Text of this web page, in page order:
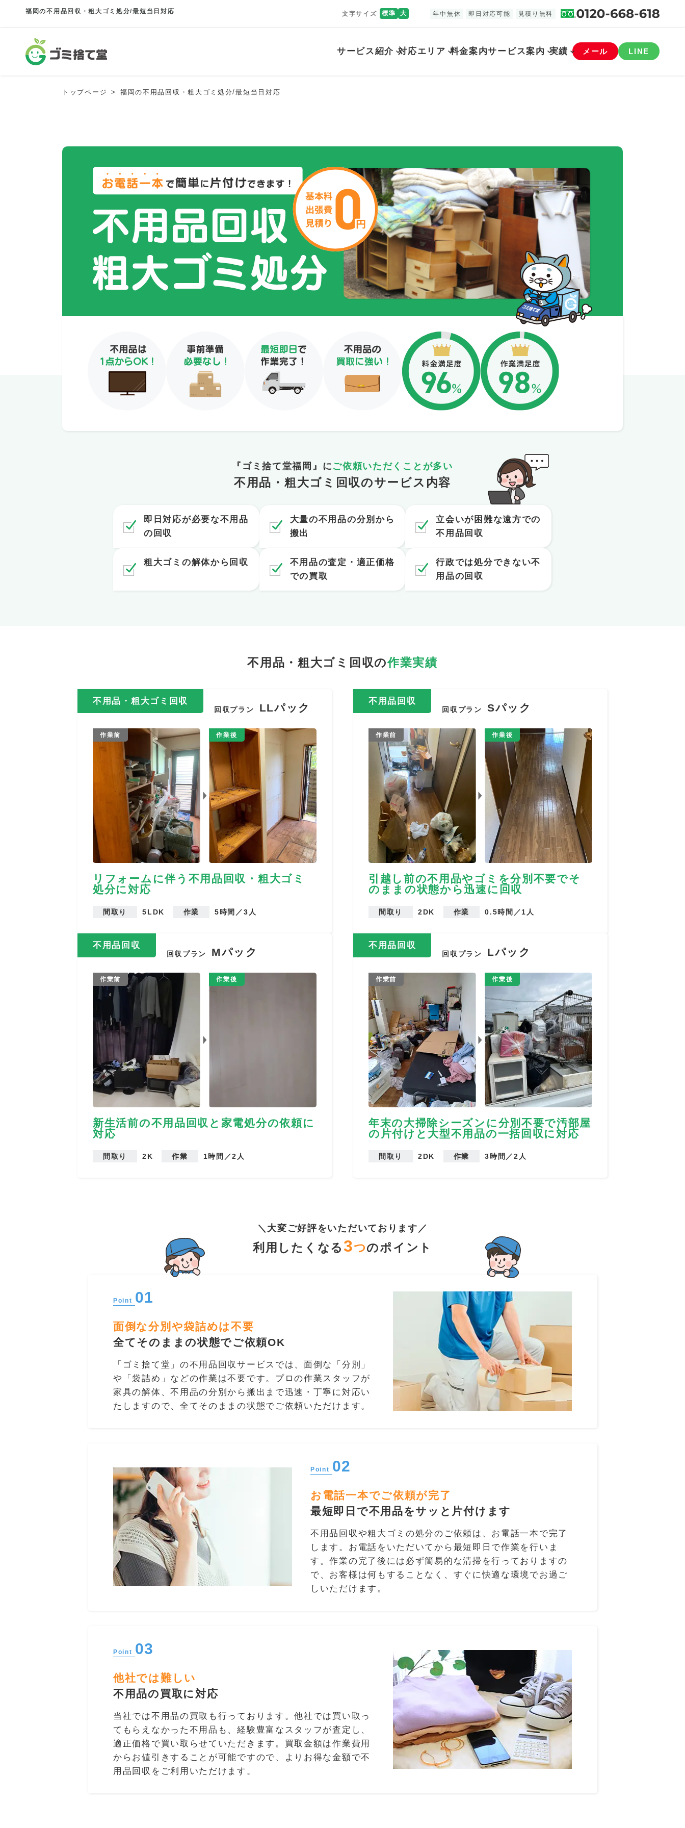
福岡の不用品回収・粗大ゴミ処分/最短当日対応 文字サイズ 標準 大 年中無休 即日対応可能 見積り無料
サービス紹介 対応エリア 料金案内サービス案内 実績 メール LINE
トップページ 福岡の不用品回収・粗大ゴミ処分/最短当日対応
『ゴミ捨て堂福岡』に ご依頼いただくことが多い
不用品・粗大ゴミ回収のサービス内容
即日対応が必要な不用品
の回収
大量の不用品の分別から
搬出
立会いが困難な遠方での
不用品回収
粗大ゴミの解体から回収
不用品の査定・適正価格
での買取
行政では処分できない不
用品の回収
不用品・粗大ゴミ回収の作業実績
不用品・粗大ゴミ回収
回収プラン LLパック
作業前 作業後
リフォームに伴う不用品回収・粗大ゴミ
処分に対応
間取り 5LDK 作業 5時間／3人
不用品回収
回収プラン Sパック
作業前 作業後
引越し前の不用品やゴミを分別不要でそ
のままの状態から迅速に回収
間取り 2DK 作業 0.5時間／1人
不用品回収
回収プラン Mパック
作業前 作業後
新生活前の不用品回収と家電処分の依頼に
対応
間取り 2K 作業 1時間／2人
不用品回収
回収プラン Lパック
作業前 作業後
年末の大掃除シーズンに分別不要で汚部屋
の片付けと大型不用品の一括回収に対応
間取り 2DK 作業 3時間／2人
＼大変ご好評をいただいております／
利用したくなる3つのポイント
Point 01
面倒な分別や袋詰めは不要
全てそのままの状態でご依頼OK
「ゴミ捨て堂」の不用品回収サービスでは、面倒な「分別」
や「袋詰め」などの作業は不要です。プロの作業スタッフが
家具の解体、不用品の分別から搬出まで迅速・丁寧に対応い
たしますので、全てそのままの状態でご依頼いただけます。
Point 02
お電話一本でご依頼が完了
最短即日で不用品をサッと片付けます
不用品回収や粗大ゴミの処分のご依頼は、お電話一本で完了
します。お電話をいただいてから最短即日で作業を行いま
す。作業の完了後には必ず簡易的な清掃を行っておりますの
で、お客様は何もすることなく、すぐに快適な環境でお過ご
しいただけます。
Point 03
他社では難しい
不用品の買取に対応
当社では不用品の買取も行っております。他社では買い取っ
てもらえなかった不用品も、経験豊富なスタッフが査定し、
適正価格で買い取らせていただきます。買取金額は作業費用
からお値引きすることが可能ですので、よりお得な金額で不
用品回収をご利用いただけます。